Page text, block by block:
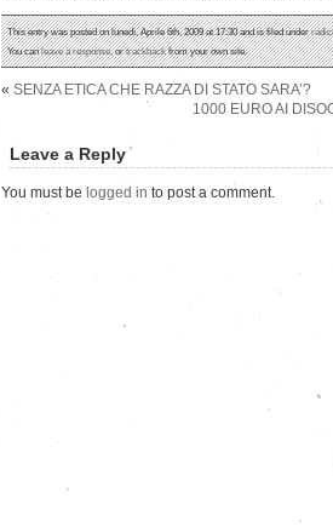
This entry was posted on lunedì, Aprile 6th, 2009 at 17:30 and is filed under
You canleave a response, ortrackbackfrom your own site.
« SENZA ETICA CHE RAZZA DI STATO SARA’?
1000 EURO AI
Leave a Reply
You must be logged in to post a comment.